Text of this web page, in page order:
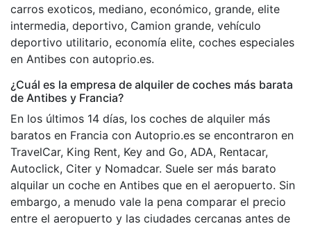
carros exoticos, mediano, económico, grande, elite
intermedia, deportivo, Camion grande, vehículo
deportivo utilitario, economía elite, coches especiales
en Antibes con autoprio.es.
¿Cuál es la empresa de alquiler de coches más barata
de Antibes y Francia?
En los últimos 14 días, los coches de alquiler más
baratos en Francia con Autoprio.es se encontraron en
TravelCar, King Rent, Key and Go, ADA, Rentacar,
Autoclick, Citer y Nomadcar. Suele ser más barato
alquilar un coche en Antibes que en el aeropuerto. Sin
embargo, a menudo vale la pena comparar el precio
entre el aeropuerto y las ciudades cercanas antes de